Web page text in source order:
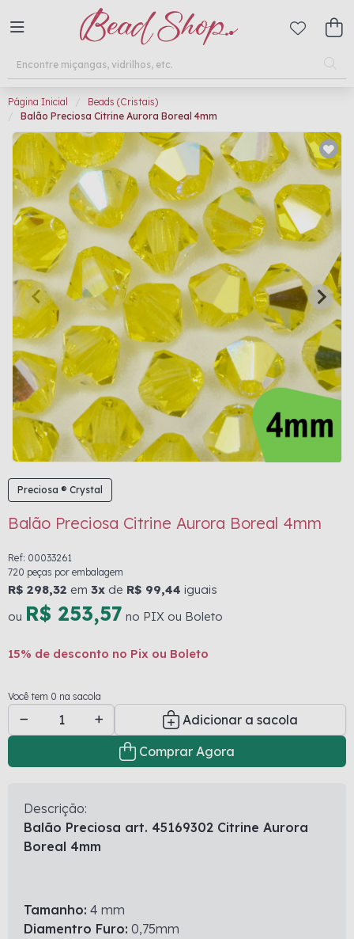
Página Inicial
Beads (Cristais)
Balão Preciosa Citrine Aurora Boreal 4mm
Preciosa ® Crystal
Balão Preciosa Citrine Aurora Boreal 4mm
Ref: 00033261
720 peças por embalagem
R$ 298,32 em 3x de R$ 99,44 iguais
ou R$ 253,57 no PIX ou Boleto
15% de desconto no Pix ou Boleto
Você tem 0 na sacola
Adicionar a sacola
Comprar Agora
Descrição:
Balão Preciosa art. 45169302 Citrine Aurora
Boreal 4mm
Tamanho: 4 mm
Diamentro Furo: 0,75mm